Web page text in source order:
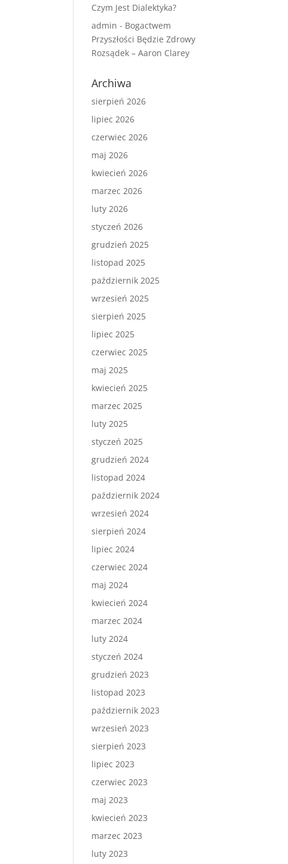
Czym Jest Dialektyka?
admin - Bogactwem
Przyszłości Będzie Zdrowy
Rozsądek – Aaron Clarey
Archiwa
sierpień 2026
lipiec 2026
czerwiec 2026
maj 2026
kwiecień 2026
marzec 2026
luty 2026
styczeń 2026
grudzień 2025
listopad 2025
październik 2025
wrzesień 2025
sierpień 2025
lipiec 2025
czerwiec 2025
maj 2025
kwiecień 2025
marzec 2025
luty 2025
styczeń 2025
grudzień 2024
listopad 2024
październik 2024
wrzesień 2024
sierpień 2024
lipiec 2024
czerwiec 2024
maj 2024
kwiecień 2024
marzec 2024
luty 2024
styczeń 2024
grudzień 2023
listopad 2023
październik 2023
wrzesień 2023
sierpień 2023
lipiec 2023
czerwiec 2023
maj 2023
kwiecień 2023
marzec 2023
luty 2023